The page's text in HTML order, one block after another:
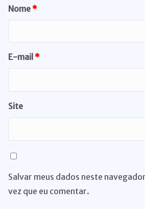
Nome*
E-mail*
Site
Salvar meus dados neste
vez que eu comentar.